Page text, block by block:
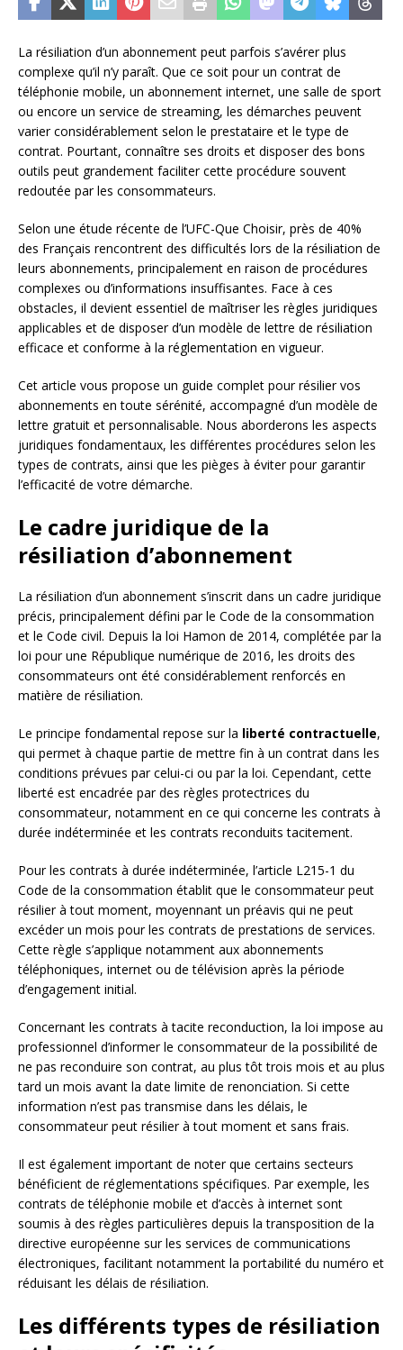
La résiliation d’un abonnement peut parfois s’avérer plus
complexe qu’il n’y paraît. Que ce soit pour un contrat de
téléphonie mobile, un abonnement internet, une salle de sport
ou encore un service de streaming, les démarches peuvent
varier considérablement selon le prestataire et le type de
contrat. Pourtant, connaître ses droits et disposer des bons
outils peut grandement faciliter cette procédure souvent
redoutée par les consommateurs.
Selon une étude récente de l’UFC-Que Choisir, près de 40%
des Français rencontrent des difficultés lors de la résiliation de
leurs abonnements, principalement en raison de procédures
complexes ou d’informations insuffisantes. Face à ces
obstacles, il devient essentiel de maîtriser les règles juridiques
applicables et de disposer d’un modèle de lettre de résiliation
efficace et conforme à la réglementation en vigueur.
Cet article vous propose un guide complet pour résilier vos
abonnements en toute sérénité, accompagné d’un modèle de
lettre gratuit et personnalisable. Nous aborderons les aspects
juridiques fondamentaux, les différentes procédures selon les
types de contrats, ainsi que les pièges à éviter pour garantir
l’efficacité de votre démarche.
Le cadre juridique de la
résiliation d’abonnement
La résiliation d’un abonnement s’inscrit dans un cadre juridique
précis, principalement défini par le Code de la consommation
et le Code civil. Depuis la loi Hamon de 2014, complétée par la
loi pour une République numérique de 2016, les droits des
consommateurs ont été considérablement renforcés en
matière de résiliation.
Le principe fondamental repose sur la liberté contractuelle,
qui permet à chaque partie de mettre fin à un contrat dans les
conditions prévues par celui-ci ou par la loi. Cependant, cette
liberté est encadrée par des règles protectrices du
consommateur, notamment en ce qui concerne les contrats à
durée indéterminée et les contrats reconduits tacitement.
Pour les contrats à durée indéterminée, l’article L215-1 du
Code de la consommation établit que le consommateur peut
résilier à tout moment, moyennant un préavis qui ne peut
excéder un mois pour les contrats de prestations de services.
Cette règle s’applique notamment aux abonnements
téléphoniques, internet ou de télévision après la période
d’engagement initial.
Concernant les contrats à tacite reconduction, la loi impose au
professionnel d’informer le consommateur de la possibilité de
ne pas reconduire son contrat, au plus tôt trois mois et au plus
tard un mois avant la date limite de renonciation. Si cette
information n’est pas transmise dans les délais, le
consommateur peut résilier à tout moment et sans frais.
Il est également important de noter que certains secteurs
bénéficient de réglementations spécifiques. Par exemple, les
contrats de téléphonie mobile et d’accès à internet sont
soumis à des règles particulières depuis la transposition de la
directive européenne sur les services de communications
électroniques, facilitant notamment la portabilité du numéro et
réduisant les délais de résiliation.
Les différents types de résiliation